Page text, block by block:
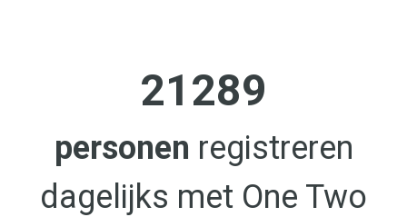
21289
personen registreren
dagelijks met One Two